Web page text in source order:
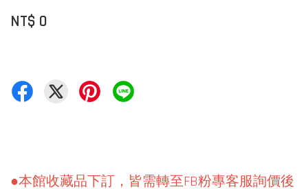
NT$ 0
●本館收藏品下訂，皆需轉至FB粉專客服詢價後